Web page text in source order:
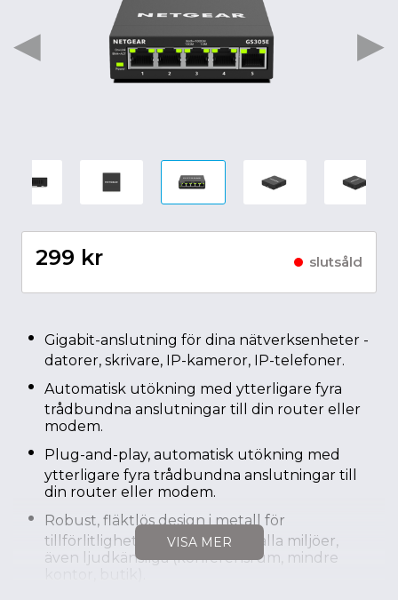
299 kr slutsåld
Gigabit-anslutning för dina nätverksenheter -
datorer, skrivare, IP-kameror, IP-telefoner.
Automatisk utökning med ytterligare fyra
trådbundna anslutningar till din router eller
modem.
Plug-and-play, automatisk utökning med
ytterligare fyra trådbundna anslutningar till
din router eller modem.
Robust, fläktlös design i metall för
tillförlitlighet och installation i alla miljöer,
även ljudkänsliga (konferensrum, mindre
VISA MER